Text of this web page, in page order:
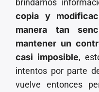
copia y
manera tan
mantener un
casi imposible,
intentos por parte
vuelve entonces